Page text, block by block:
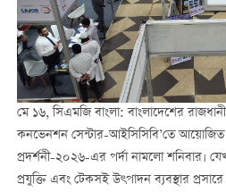
মে ১৬, সিএমজি বাংলা: বাংলাদেশের
কনভেনশন সেন্টার-আইসিসিবি’তে আয়োজিত
প্রদর্শনী-২০২৬-এর পর্দা নামলো শনিবার।
প্রযুক্তি এবং টেকসই উৎপাদন ব্যবস্থার